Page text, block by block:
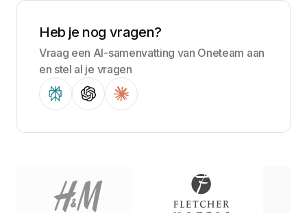
Heb je nog vragen?
Vraag een AI-samenvatting van Oneteam aan
en stel al je vragen